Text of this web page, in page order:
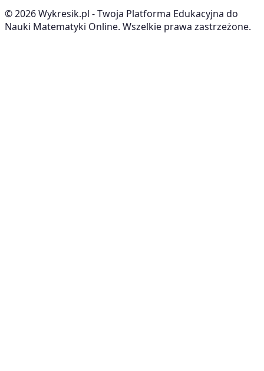
©2026Wykresik.pl - Twoja Platforma Edukacyjna do
Nauki Matematyki Online. Wszelkie prawa zastrzeżone.